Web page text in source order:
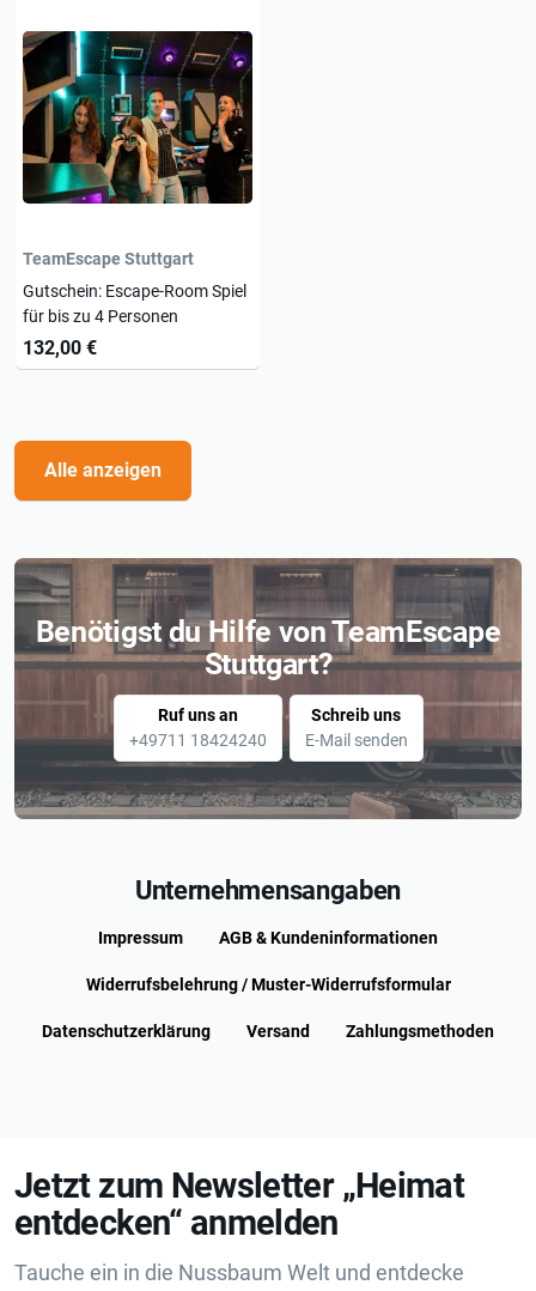
TeamEscape Stuttgart
Gutschein: Escape-Room Spiel
für bis zu 4 Personen
132,00 €
Alle anzeigen
Benötigst du Hilfe von TeamEscape
Stuttgart?
Ruf uns an
+49711 18424240
Schreib uns
E-Mail senden
Unternehmensangaben
Impressum AGB & Kundeninformationen
Widerrufsbelehrung / Muster-Widerrufsformular
Datenschutzerklärung Versand Zahlungsmethoden
Jetzt zum Newsletter „Heimat
entdecken“ anmelden
Tauche ein in die Nussbaum Welt und entdecke